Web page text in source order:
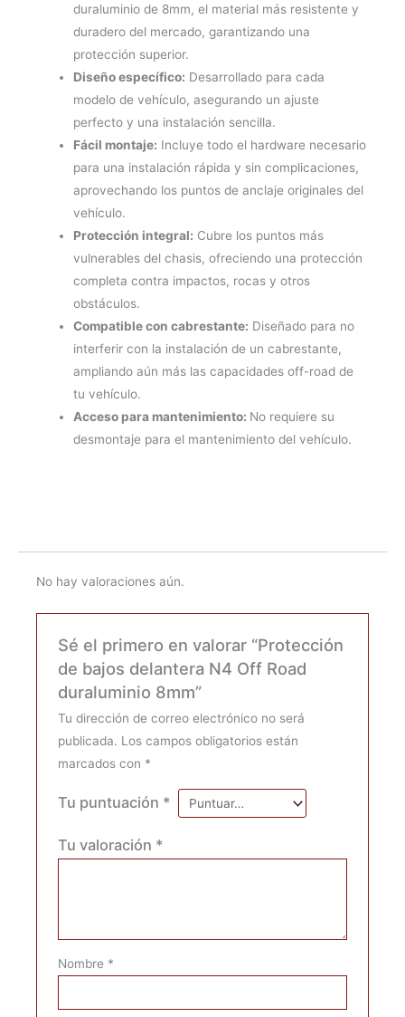
duraluminio de 8mm, el material más resistente y
duradero del mercado, garantizando una
protección superior.
Diseño específico: Desarrollado para cada
modelo de vehículo, asegurando un ajuste
perfecto y una instalación sencilla.
Fácil montaje: Incluye todo el hardware necesario
para una instalación rápida y sin complicaciones,
aprovechando los puntos de anclaje originales del
vehículo.
Protección integral: Cubre los puntos más
vulnerables del chasis, ofreciendo una protección
completa contra impactos, rocas y otros
obstáculos.
Compatible con cabrestante: Diseñado para no
interferir con la instalación de un cabrestante,
ampliando aún más las capacidades off-road de
tu vehículo.
Acceso para mantenimiento: No requiere su
desmontaje para el mantenimiento del vehículo.
No hay valoraciones aún.
Sé el primero en valorar “Protección
de bajos delantera N4 Off Road
duraluminio 8mm”
Tu dirección de correo electrónico no será
publicada. Los campos obligatorios están
marcados con *
Tu puntuación *
Tu valoración *
Nombre *